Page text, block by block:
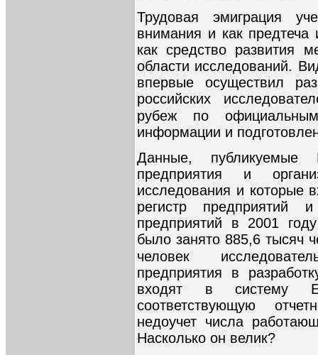
Трудовая эмиграция
внимания и как
как средство развития
области исследований.
впервые осуществил
российских
рубеж по
информации и
Данные, публикуемые
предприятия и
исследования и которые
регистр предприятий
предприятий в 2001
было занято 885,6 тысяч
человек
предприятия в
входят в систему
соответствующую
недоучет числа
Насколько он велик?